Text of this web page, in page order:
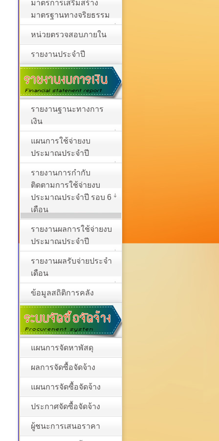
มาตรการเสริมสร้าง
มาตรฐานทางจริยธรรม
หน่วยตรวจสอบภายใน
รายงานประจำปี
รายงานฐานะทางการ
เงิน
แผนการใช้จ่ายงบ
ประมาณประจำปี
รายงานการกำกับ
ติดตามการใช้จ่ายงบ
ประมาณประจำปี รอบ 6
เดือน
รายงานผลการใช้จ่ายงบ
ประมาณประจำปี
รายงานผลรับจ่ายประจำ
เดือน
ข้อมูลสถิติการคลัง
แผนการจัดหาพัสดุ
ผลการจัดซื้อจัดจ้าง
แผนการจัดซื้อจัดจ้าง
ประกาศจัดซื้อจัดจ้าง
ผู้ชนะการเสนอราคา